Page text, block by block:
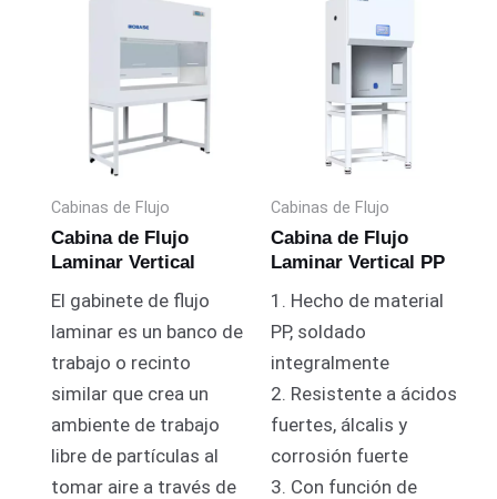
Cabinas de Flujo
Cabina de Flujo
Laminar Vertical
El gabinete de flujo
laminar es un banco de
trabajo o recinto
similar que crea un
ambiente de trabajo
libre de partículas al
tomar aire a través de
Cabinas de Flujo
Cabina de Flujo
Laminar Vertical PP
1. Hecho de material
PP, soldado
integralmente
2. Resistente a ácidos
fuertes, álcalis y
corrosión fuerte
3. Con función de